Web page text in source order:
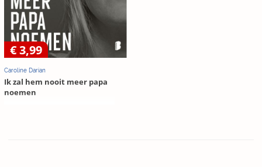
€ 3,99
Caroline Darian
Ik zal hem nooit meer papa
noemen